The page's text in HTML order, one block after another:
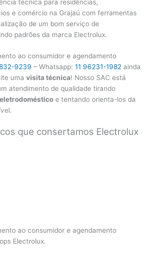
técnica para residências,
e comércio na Grajaú com ferramentas
de um bom serviço de
padrões da marca Electrolux.
ao consumidor e agendamento
9239 – Whatsapp: 11 96231-1982 ainda
uma visita técnica! Nosso SAC está
atendimento de qualidade tirando
eletrodoméstico e tentando orienta-los da
que consertamos Electrolux
ao consumidor e agendamento
Electrolux.